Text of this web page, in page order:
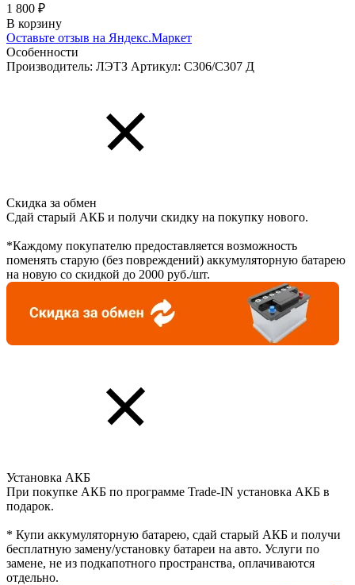
1 800 ₽
В корзину
Оставьте отзыв на Яндекс.Маркет
Особенности
Производитель: ЛЭТЗ Артикул: C306/C307 Д
Скидка за обмен
Сдай старый АКБ и получи скидку на покупку нового.
*Каждому покупателю предоставляется возможность
поменять старую (без повреждений) аккумуляторную батарею
на новую со скидкой до 2000 руб./шт.
Установка АКБ
При покупке АКБ по программе Trade-IN установка АКБ в
подарок.
* Купи аккумуляторную батарею, сдай старый АКБ и получи
бесплатную замену/установку батареи на авто. Услуги по
замене, не из подкапотного пространства, оплачиваются
отдельно.